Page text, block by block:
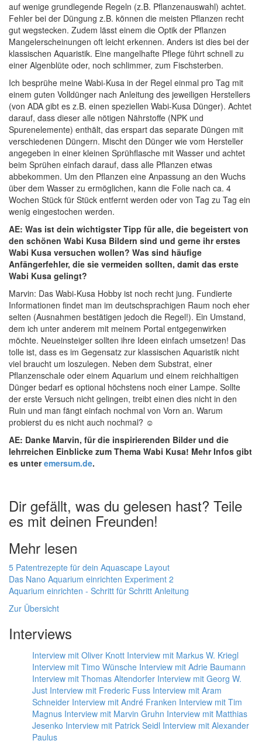
auf wenige grundlegende Regeln (z.B. Pflanzenauswahl) achtet.
Fehler bei der Düngung z.B. können die meisten Pflanzen recht
gut wegstecken. Zudem lässt einem die Optik der Pflanzen
Mangelerscheinungen oft leicht erkennen. Anders ist dies bei der
klassischen Aquaristik. Eine mangelhafte Pflege führt schnell zu
einer Algenblüte oder, noch schlimmer, zum Fischsterben.
Ich besprühe meine Wabi-Kusa in der Regel einmal pro Tag mit
einem guten Volldünger nach Anleitung des jeweiligen Herstellers
(von ADA gibt es z.B. einen speziellen Wabi-Kusa Dünger). Achtet
darauf, dass dieser alle nötigen Nährstoffe (NPK und
Spurenelemente) enthält, das erspart das separate Düngen mit
verschiedenen Düngern. Mischt den Dünger wie vom Hersteller
angegeben in einer kleinen Sprühflasche mit Wasser und achtet
beim Sprühen einfach darauf, dass alle Pflanzen etwas
abbekommen. Um den Pflanzen eine Anpassung an den Wuchs
über dem Wasser zu ermöglichen, kann die Folie nach ca. 4
Wochen Stück für Stück entfernt werden oder von Tag zu Tag ein
wenig eingestochen werden.
AE: Was ist dein wichtigster Tipp für alle, die begeistert von
den schönen Wabi Kusa Bildern sind und gerne ihr erstes
Wabi Kusa versuchen wollen? Was sind häufige
Anfängerfehler, die sie vermeiden sollten, damit das erste
Wabi Kusa gelingt?
Marvin: Das Wabi-Kusa Hobby ist noch recht jung. Fundierte
Informationen findet man im deutschsprachigen Raum noch eher
selten (Ausnahmen bestätigen jedoch die Regel!). Ein Umstand,
dem ich unter anderem mit meinem Portal entgegenwirken
möchte. Neueinsteiger sollten ihre Ideen einfach umsetzen! Das
tolle ist, dass es im Gegensatz zur klassischen Aquaristik nicht
viel braucht um loszulegen. Neben dem Substrat, einer
Pflanzenschale oder einem Aquarium und einem reichhaltigen
Dünger bedarf es optional höchstens noch einer Lampe. Sollte
der erste Versuch nicht gelingen, treibt einen dies nicht in den
Ruin und man fängt einfach nochmal von Vorn an. Warum
probierst du es nicht auch nochmal? ☺
AE: Danke Marvin, für die inspirierenden Bilder und die
lehrreichen Einblicke zum Thema Wabi Kusa! Mehr Infos gibt
es unteremersum.de.
Dir gefällt, was du gelesen hast? Teile
es mit deinen Freunden!
Mehr lesen
5 Patentrezepte für dein Aquascape Layout
Das Nano Aquarium einrichten Experiment 2
Aquarium einrichten - Schritt für Schritt Anleitung
Zur Übersicht
Interviews
Interview mit Oliver Knott Interview mit Markus W. Kriegl
Interview mit Timo Wünsche Interview mit Adrie Baumann
Interview mit Thomas Altendorfer Interview mit Georg W.
Just Interview mit Frederic Fuss Interview mit Aram
Schneider Interview mit André Franken Interview mit Tim
Magnus Interview mit Marvin Gruhn Interview mit Matthias
Jesenko Interview mit Patrick Seidl Interview mit Alexander
Paulus